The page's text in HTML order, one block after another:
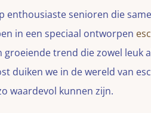
enthousiaste senioren die
in een speciaal ontworpen
groeiende trend die zowel leuk
duiken we in de wereld van
waardevol kunnen zijn.